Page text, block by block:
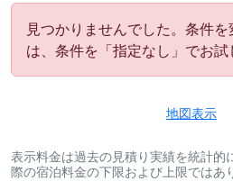
見つかりませんでした。条件
は、条件を「指定なし」でお試
地図表示
表示料金は過去の見積り実績を統計的
際の宿泊料金の下限および上限ではあ